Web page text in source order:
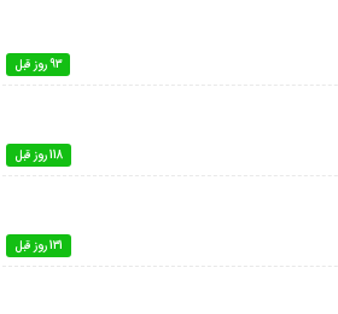
93 روز قبل
118 روز قبل
131 روز قبل